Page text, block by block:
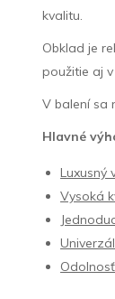
kvalitu.
Obklad je
použitie aj
V balení sa
Hlavné
Luxusný
Vysoká